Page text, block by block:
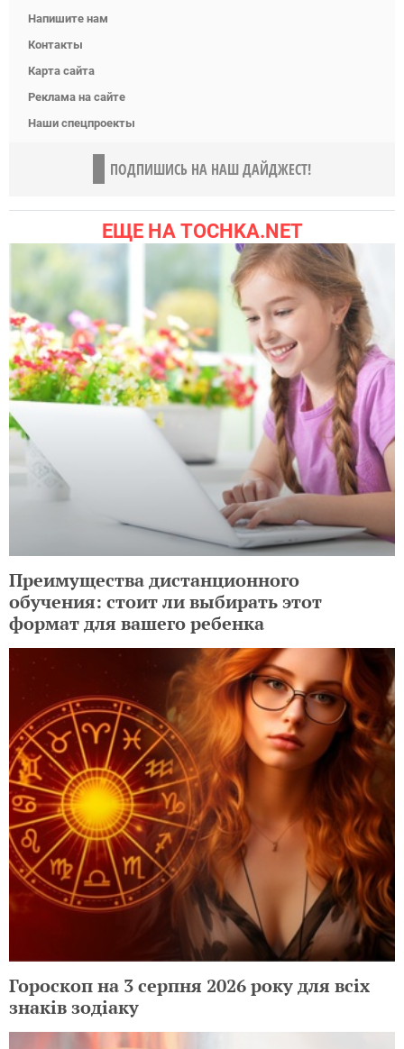
Напишите нам
Контакты
Карта сайта
Реклама на сайте
Наши спецпроекты
ПОДПИШИСЬ НА НАШ ДАЙДЖЕСТ!
ЕЩЕ НА TOCHKA.NET
Преимущества дистанционного
обучения: стоит ли выбирать этот
формат для вашего ребенка
Гороскоп на 3 серпня 2026 року для всіх
знаків зодіаку